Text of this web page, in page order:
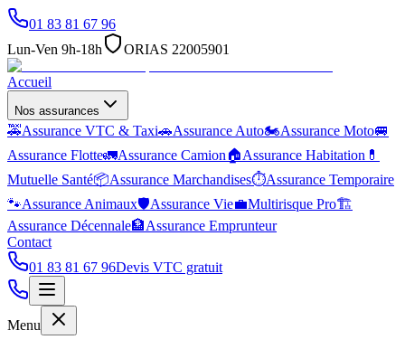
01 83 81 67 96
Lun-Ven 9h-18h
ORIAS 22005901
Accueil
Nos assurances
🚕Assurance VTC & Taxi🚗Assurance Auto🏍️Assurance Moto🚐
Assurance Flotte🚛Assurance Camion🏠Assurance Habitation 💊
Mutuelle Santé📦Assurance Marchandises⏱️Assurance Temporaire
🐾Assurance Animaux🛡️Assurance Vie💼Multirisque Pro🏗️
Assurance Décennale🏦Assurance Emprunteur
Contact
01 83 81 67 96Devis VTC gratuit
Menu